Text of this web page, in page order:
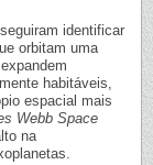
identificar
orbitam uma
habitáveis,
espacial mais
Webb Space
na